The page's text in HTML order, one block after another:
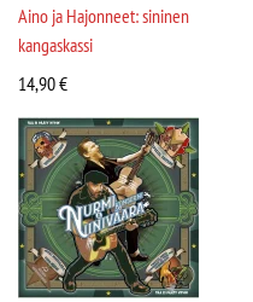
Aino ja Hajonneet: sininen
kangaskassi
14,90€